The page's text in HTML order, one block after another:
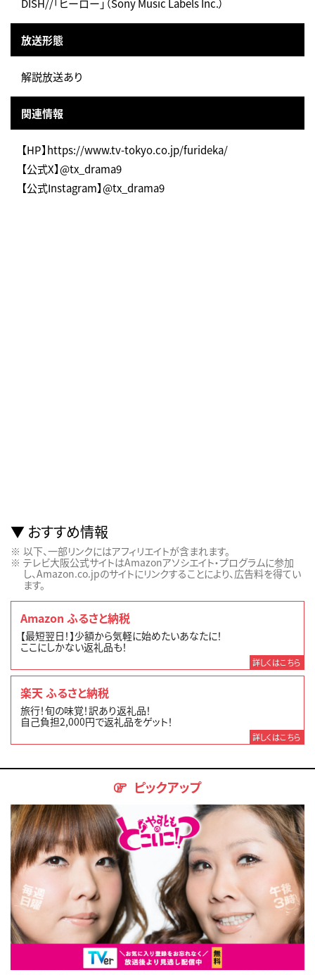
DISH//「ヒーロー」（Sony Music Labels Inc.）
放送形態
解説放送あり
関連情報
【HP】https://www.tv-tokyo.co.jp/furideka/
【公式X】@tx_drama9
【公式Instagram】@tx_drama9
おすすめ情報
以下、一部リンクにはアフィリエイトが含まれます。
テレビ大阪公式サイトはAmazonアソシエイト・プログラムに参加
し、Amazon.co.jpのサイトにリンクすることにより、広告料を得てい
ます。
Amazon ふるさと納税
【最短翌日！】少額から気軽に始めたいあなたに！
ここにしかない返礼品も！
詳しくはこちら
楽天 ふるさと納税
旅行！旬の味覚！訳あり返礼品！
自己負担2,000円で返礼品をゲット！
詳しくはこちら
ピックアップ